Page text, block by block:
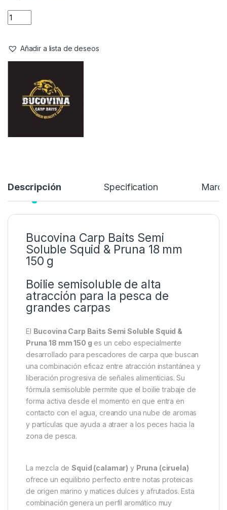
Añadir a lista de deseos
Descripción Specification Marca
Bucovina Carp Baits Semi
Soluble Squid & Pruna 18 mm
150 g
Boilie semisoluble de alta
atracción para la pesca de
grandes carpas
El Bucovina Carp Baits Semi Soluble Squid &
Pruna 18 mm 150 g es un cebo especialmente
desarrollado para pescadores de carpa que buscan
una combinación eficaz entre atracción instantánea y
liberación progresiva de señales alimenticias. Su
fórmula semisoluble permite que el boilie trabaje de
forma activa desde el momento en que entra en
contacto con el agua, creando una nube de aromas
y partículas que ayuda a atraer a los peces hacia la
zona de pesca.
La mezcla deSquid (calamar) y Pruna (ciruela)
ofrece un equilibrio perfecto entre notas proteicas
de origen marino y matices dulces y afrutados. Esta
combinación genera un perfil aromático muy